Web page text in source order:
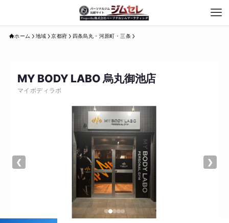
ホーム 地域 京都府 四条烏丸・河原町・三条
MY BODY LABO 烏丸御池店
マイボディラボ
❮ ❯